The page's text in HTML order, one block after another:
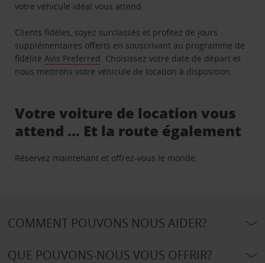
votre véhicule idéal vous attend.
Clients fidèles, soyez surclassés et profitez de jours
supplémentaires offerts en souscrivant au programme de
fidélitéAvis Preferred. Choisissez votre date de départ et
nous mettrons votre véhicule de location à disposition.
Votre voiture de location vous
attend … Et la route également
Réservez maintenant et offrez-vous le monde.
COMMENT POUVONS NOUS AIDER?
QUE POUVONS-NOUS VOUS OFFRIR?